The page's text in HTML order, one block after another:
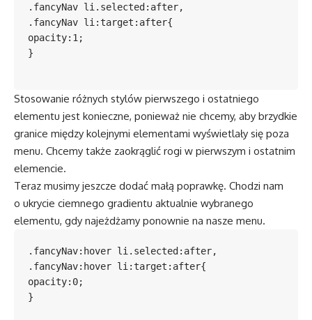
.fancyNav li.selected:after,
.fancyNav li:target:after{
opacity:1;
}
Stosowanie różnych stylów pierwszego i ostatniego
elementu jest konieczne, ponieważ nie chcemy, aby brzydkie
granice między kolejnymi elementami wyświetlały się poza
menu. Chcemy także zaokrąglić rogi w pierwszym i ostatnim
elemencie.
Teraz musimy jeszcze dodać małą poprawkę. Chodzi nam
o ukrycie ciemnego gradientu aktualnie wybranego
elementu, gdy najeżdżamy ponownie na nasze menu.
.fancyNav:hover li.selected:after,
.fancyNav:hover li:target:after{
opacity:0;
}